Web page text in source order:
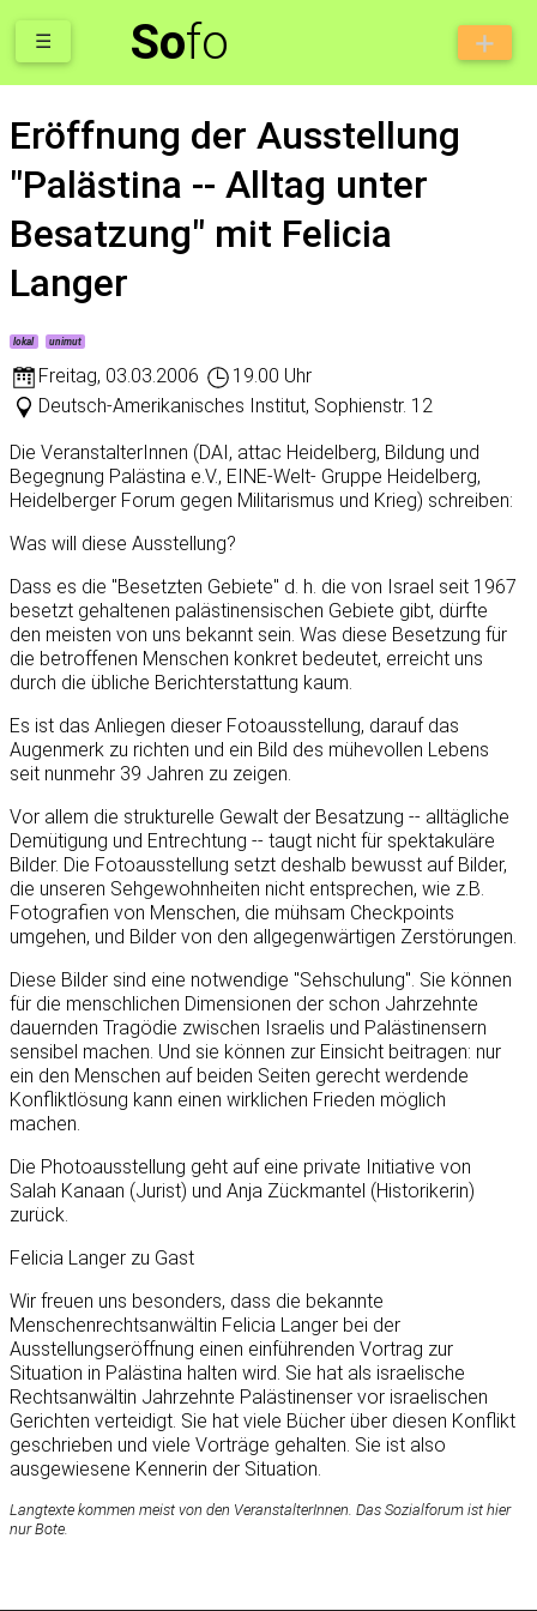
Sofo
☰
Eröffnung der Ausstellung
"Palästina -- Alltag unter
Besatzung" mit Felicia
Langer
lokal unimut
Freitag, 03.03.2006
19.00 Uhr
Deutsch-Amerikanisches Institut, Sophienstr. 12
Die VeranstalterInnen (DAI, attac Heidelberg, Bildung und
Begegnung Palästina e.V., EINE-Welt- Gruppe Heidelberg,
Heidelberger Forum gegen Militarismus und Krieg) schreiben:
Was will diese Ausstellung?
Dass es die "Besetzten Gebiete" d. h. die von Israel seit 1967
besetzt gehaltenen palästinensischen Gebiete gibt, dürfte
den meisten von uns bekannt sein. Was diese Besetzung für
die betroffenen Menschen konkret bedeutet, erreicht uns
durch die übliche Berichterstattung kaum.
Es ist das Anliegen dieser Fotoausstellung, darauf das
Augenmerk zu richten und ein Bild des mühevollen Lebens
seit nunmehr 39 Jahren zu zeigen.
Vor allem die strukturelle Gewalt der Besatzung -- alltägliche
Demütigung und Entrechtung -- taugt nicht für spektakuläre
Bilder. Die Fotoausstellung setzt deshalb bewusst auf Bilder,
die unseren Sehgewohnheiten nicht entsprechen, wie z.B.
Fotografien von Menschen, die mühsam Checkpoints
umgehen, und Bilder von den allgegenwärtigen Zerstörungen.
Diese Bilder sind eine notwendige "Sehschulung". Sie können
für die menschlichen Dimensionen der schon Jahrzehnte
dauernden Tragödie zwischen Israelis und Palästinensern
sensibel machen. Und sie können zur Einsicht beitragen: nur
ein den Menschen auf beiden Seiten gerecht werdende
Konfliktlösung kann einen wirklichen Frieden möglich
machen.
Die Photoausstellung geht auf eine private Initiative von
Salah Kanaan (Jurist) und Anja Zückmantel (Historikerin)
zurück.
Felicia Langer zu Gast
Wir freuen uns besonders, dass die bekannte
Menschenrechtsanwältin Felicia Langer bei der
Ausstellungseröffnung einen einführenden Vortrag zur
Situation in Palästina halten wird. Sie hat als israelische
Rechtsanwältin Jahrzehnte Palästinenser vor israelischen
Gerichten verteidigt. Sie hat viele Bücher über diesen Konflikt
geschrieben und viele Vorträge gehalten. Sie ist also
ausgewiesene Kennerin der Situation.
Langtexte kommen meist von den VeranstalterInnen. Das Sozialforum ist hier
nur Bote.